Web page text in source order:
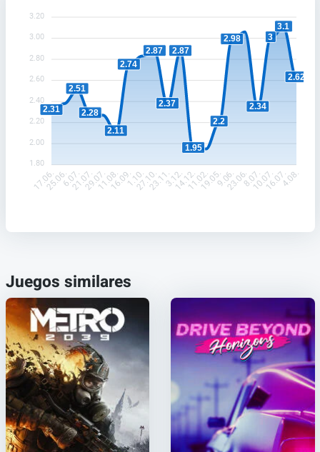
3.20
3.00
2.80
2.60
2.40
2.20
2.00
1.80
2.31
2.51
2.28
2.11
2.74
2.87
2.37
2.87
1.95
2.2
2.98
2.34
3
3.1
2.62
17.06.25.06.6.07.21.07.29.07.11.08.16.09.1.10.27.10.23.11.3.12.14.12.11.02.19.05.9.06.23.06.8.07.10.07.16.07.4.08.
Juegos similares